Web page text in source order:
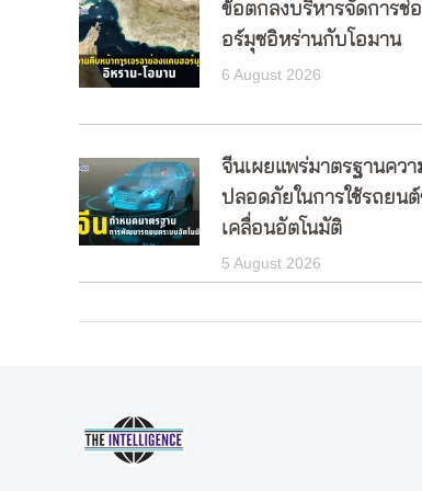
ข้อตกลงบริหารจัดการช่
อร์มุซอิหร่านกับโอมาน
6 August 2026
จีนเผยแพร่มาตรฐานควา
ปลอดภัยในการใช้รถยน
เคลื่อนอัตโนมัติ
5 August 2026